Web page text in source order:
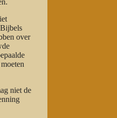
over
niet de